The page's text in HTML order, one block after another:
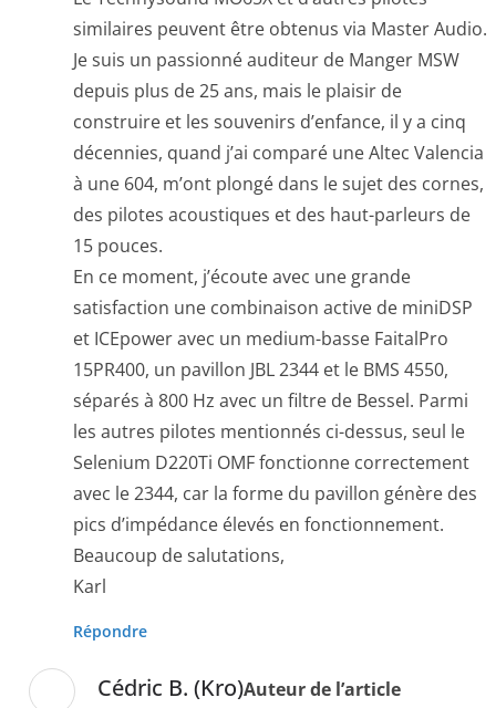
similaires peuvent être obtenus via Master Audio.
Je suis un passionné auditeur de Manger MSW
depuis plus de 25 ans, mais le plaisir de
construire et les souvenirs d’enfance, il y a cinq
décennies, quand j’ai comparé une Altec Valencia
à une 604, m’ont plongé dans le sujet des cornes,
des pilotes acoustiques et des haut-parleurs de
15 pouces.
En ce moment, j’écoute avec une grande
satisfaction une combinaison active de miniDSP
et ICEpower avec un medium-basse FaitalPro
15PR400, un pavillon JBL 2344 et le BMS 4550,
séparés à 800 Hz avec un filtre de Bessel. Parmi
les autres pilotes mentionnés ci-dessus, seul le
Selenium D220Ti OMF fonctionne correctement
avec le 2344, car la forme du pavillon génère des
pics d’impédance élevés en fonctionnement.
Beaucoup de salutations,
Karl
Répondre
Cédric B. (Kro)Auteur de l’article